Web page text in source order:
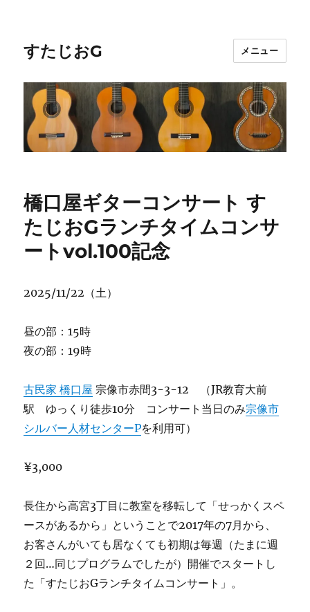
すたじおG メニュー
橋口屋ギターコンサート す
たじおGランチタイムコンサ
ートvol.100記念
2025/11/22（土）
昼の部：15時
夜の部：19時
古民家 橋口屋 宗像市赤間3-3-12 （JR教育大前
駅 ゆっくり徒歩10分 コンサート当日のみ宗像市
シルバー人材センターPを利用可）
¥3,000
長住から高宮3丁目に教室を移転して「せっかくスペ
ースがあるから」ということで2017年の7月から、
お客さんがいても居なくても初期は毎週（たまに週
２回…同じプログラムでしたが）開催でスタートし
た「すたじおGランチタイムコンサート」。